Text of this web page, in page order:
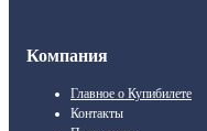
Компания
Главное о Купибилете
Контакты